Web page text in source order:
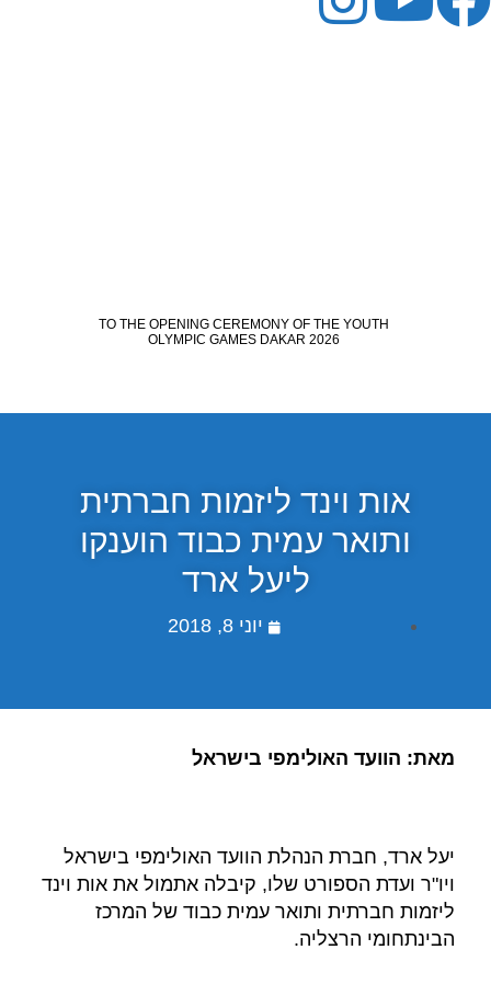
אות וינד ליזמות חברתית
ותואר עמית כבוד הוענקו
ליעל ארד
יוני 8, 2018
מאת: הוועד האולימפי בישראל
יעל ארד, חברת הנהלת הוועד האולימפי בישראל
ויו"ר ועדת הספורט שלו, קיבלה אתמול את אות וינד
ליזמות חברתית ותואר עמית כבוד של המרכז
הבינתחומי הרצליה.